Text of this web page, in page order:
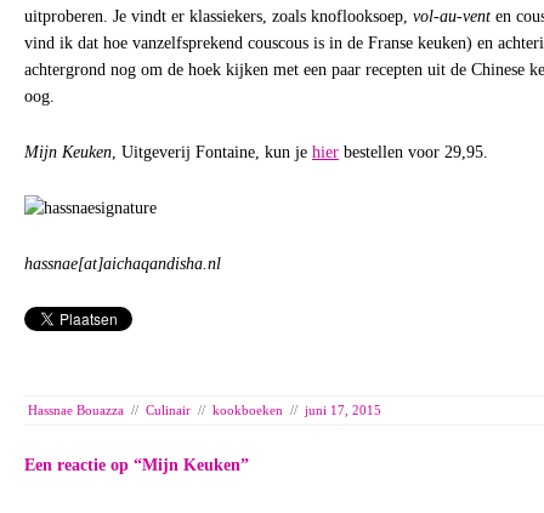
uitproberen. Je vindt er klassiekers, zoals knoflooksoep, vol-au-vent en
vind ik dat hoe vanzelfsprekend couscous is in de Franse keuken) en
achtergrond nog om de hoek kijken met een paar recepten uit de Chinese
oog.
Mijn Keuken , Uitgeverij Fontaine, kun je hier bestellen voor 29,95.
hassnae[at]aichaqandisha.nl
Hassnae Bouazza // Culinair // kookboeken // juni 17, 2015
Een reactie op “Mijn Keuken”